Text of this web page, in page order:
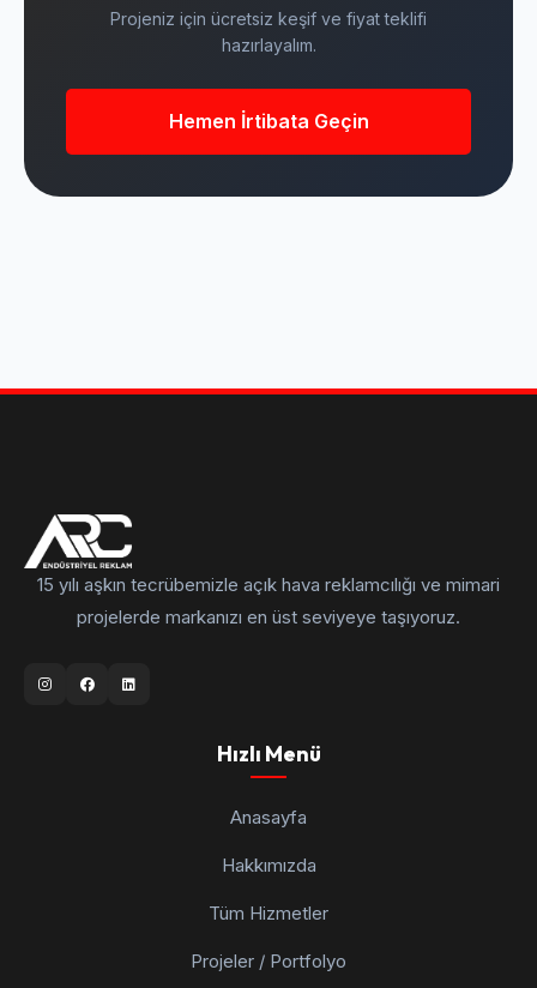
Projeniz için ücretsiz keşif ve fiyat teklifi
hazırlayalım.
Hemen İrtibata Geçin
15 yılı aşkın tecrübemizle açık hava reklamcılığı ve mimari
projelerde markanızı en üst seviyeye taşıyoruz.
Hızlı Menü
Anasayfa
Hakkımızda
Tüm Hizmetler
Projeler / Portfolyo